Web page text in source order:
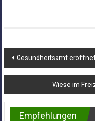
Gesundheitsamt
Wiese im
Empfehlungen